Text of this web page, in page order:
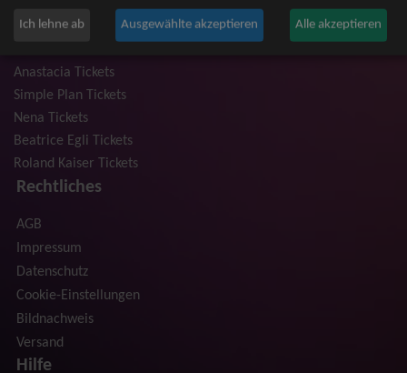
Trailerpark & Friends Tickets
Anastacia Tickets
Simple Plan Tickets
Nena Tickets
Beatrice Egli Tickets
Roland Kaiser Tickets
Rechtliches
AGB
Impressum
Datenschutz
Cookie-Einstellungen
Bildnachweis
Versand
Hilfe
Ich lehne ab Ausgewählte akzeptieren Alle akzeptieren